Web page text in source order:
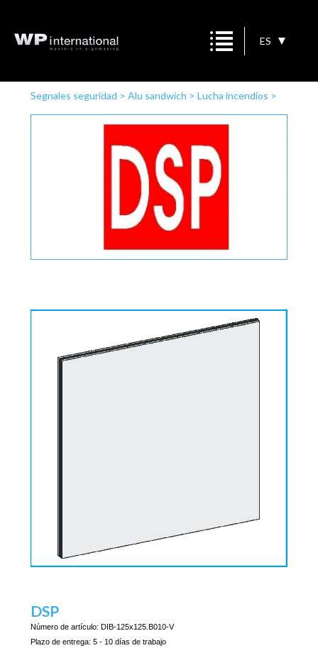
ES
Segnales seguridad > Alu sandwich > Lucha incendios >
DSP
Número de artículo: DIB-125x125.B010-V
Plazo de entrega: 5 - 10 días de trabajo